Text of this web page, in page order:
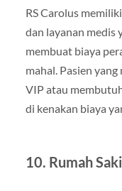
RS Carolus
dan layanan medis
membuat biaya
mahal. Pasien
VIP atau
di kenakan biaya
10. Rumah